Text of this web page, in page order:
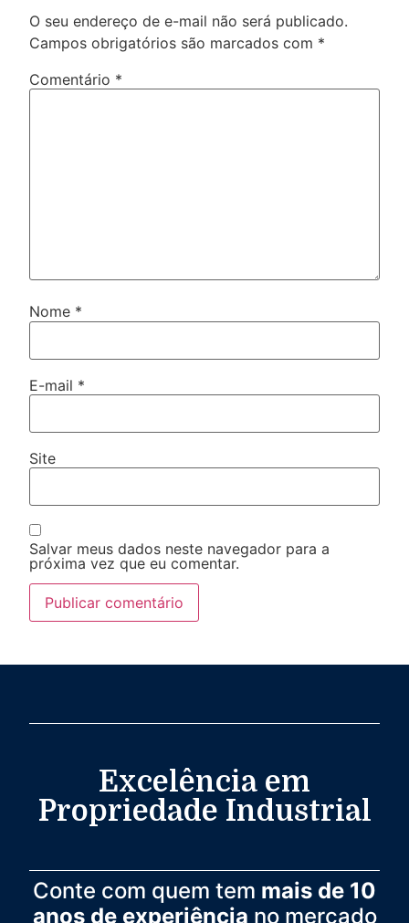
O seu endereço de e-mail não será publicado.
Campos obrigatórios são marcados com *
Comentário *
Nome *
E-mail *
Site
Salvar meus dados neste navegador para a
próxima vez que eu comentar.
Excelência em
Propriedade Industrial
Conte com quem tem mais de 10
anos de experiência no mercado